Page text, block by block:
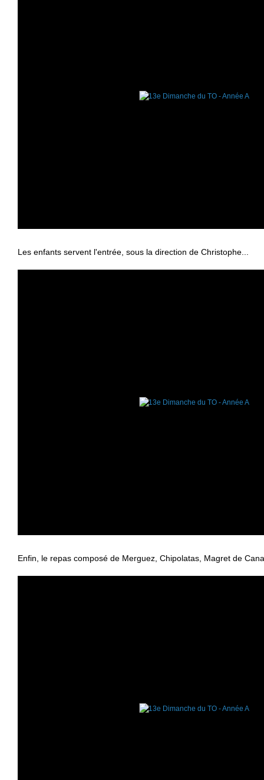
Les enfants servent l'entrée, sous la direction de Christophe...
Enfin, le repas composé de Merguez, Chipolatas, Magret de